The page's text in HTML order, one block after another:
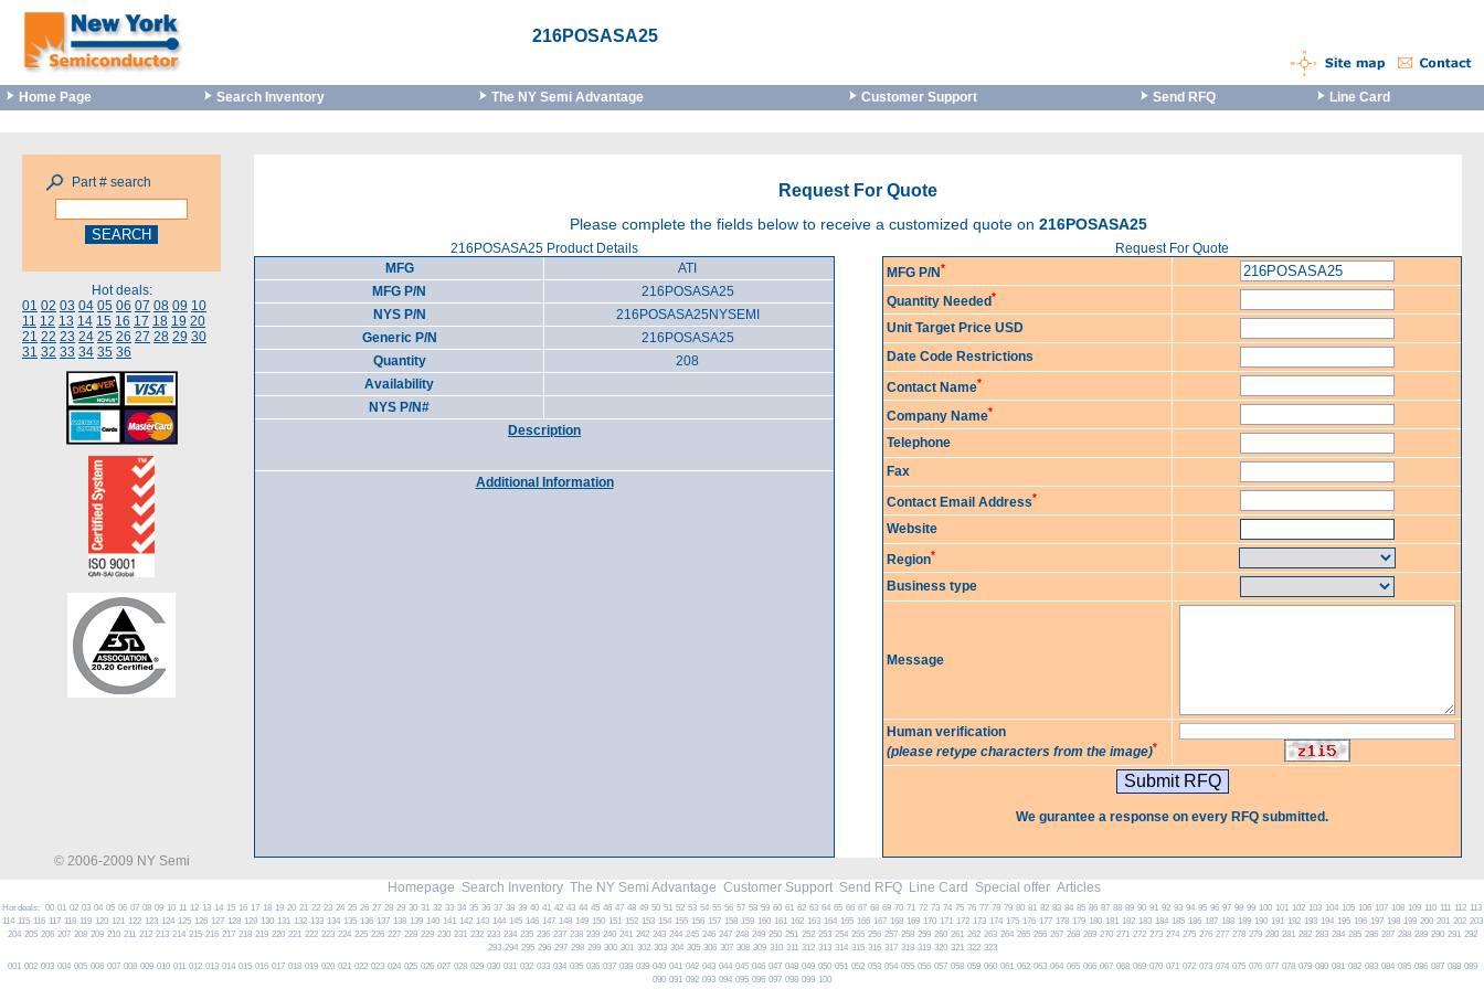
216POSASA25
Home Page Search Inventory The NY Semi Advantage Customer Support Send RFQ Line Card
Part # search
Hot deals:
01 02 03 04 05 06 07 08 09 10
11 12 13 14 15 16 17 18 19 20
21 22 23 24 25 26 27 28 29 30
31 32 33 34 35 36
Request For Quote
Please complete the fields below to receive a customized quote on 216POSASA25
216POSASA25 Product Details
Request For Quote
MFG
ATI
MFG P/N
216POSASA25
NYS P/N
216POSASA25NYSEMI
Generic P/N
216POSASA25
Quantity
208
Availability
NYS P/N#
Description
Additional Information
MFG P/N*
Quantity Needed*
Unit Target Price USD
Date Code Restrictions
Contact Name*
Company Name*
Telephone
Fax
Contact Email Address*
Website
Region*
Business type
Message
Human verification
(please retype characters from the image)*
We gurantee a response on every RFQ submitted.
© 2006-2009 NY Semi
Homepage Search Inventory The NY Semi Advantage Customer Support Send RFQ Line Card Special offer Articles
Hot deals: 00 01 02 03 04 05 06 07 08 09 10 11 12 13 14 15 16 17 18 19 20 21 22 23 24 25 26 27 28 29 30 31 32 33 34 35 36 37 38 39 40 41 42 43 44 45 46 47 48 49 50 51 52 53 54 55 56 57 58 59 60 61 62 63 64 65 66 67 68 69 70 71 72 73 74 75 76 77 78 79 80 81 82 83 84 85 86 87 88 89 90 91 92 93 94 95 96 97 98 99 100 101 102 103 104 105 106 107 108 109 110 111 112 113
114 115 116 117 118 119 120 121 122 123 124 125 126 127 128 129 130 131 132 133 134 135 136 137 138 139 140 141 142 143 144 145 146 147 148 149 150 151 152 153 154 155 156 157 158 159 160 161 162 163 164 165 166 167 168 169 170 171 172 173 174 175 176 177 178 179 180 181 182 183 184 185 186 187 188 189 190 191 192 193 194 195 196 197 198 199 200 201 202 203
204 205 206 207 208 209 210 211 212 213 214 215 216 217 218 219 220 221 222 223 224 225 226 227 228 229 230 231 232 233 234 235 236 237 238 239 240 241 242 243 244 245 246 247 248 249 250 251 252 253 254 255 256 257 258 259 260 261 262 263 264 265 266 267 268 269 270 271 272 273 274 275 276 277 278 279 280 281 282 283 284 285 286 287 288 289 290 291 292
293 294 295 296 297 298 299 300 301 302 303 304 305 306 307 308 309 310 311 312 313 314 315 316 317 318 319 320 321 322 323
001 002 003 004 005 006 007 008 009 010 011 012 013 014 015 016 017 018 019 020 021 022 023 024 025 026 027 028 029 030 031 032 033 034 035 036 037 038 039 040 041 042 043 044 045 046 047 048 049 050 051 052 053 054 055 056 057 058 059 060 061 062 063 064 065 066 067 068 069 070 071 072 073 074 075 076 077 078 079 080 081 082 083 084 085 086 087 088 089
090 091 092 093 094 095 096 097 098 099 100